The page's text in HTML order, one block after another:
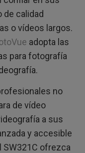
de calidad
o vídeos largos.
adopta las
para fotografía
no
de vídeo
a sus
y accesible
SW321C ofrezca